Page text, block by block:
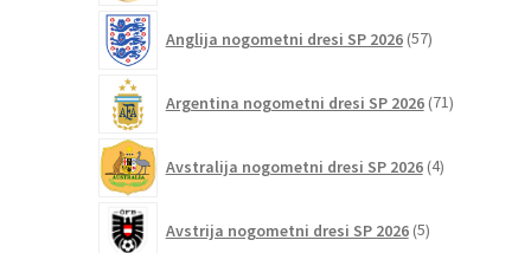
Anglija nogometni dresi SP 2026 57izdelkov
Argentina nogometni dresi SP 2026 71izdelkov
Avstralija nogometni dresi SP 2026 4izdelki
Avstrija nogometni dresi SP 2026 5izdelkov